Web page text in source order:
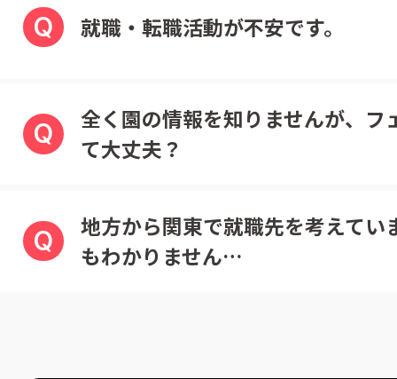
Q 就職・転職活動が不安です。
Q
全く園の情報を知りませんが、フ
て大丈夫？
Q
地方から関東で就職先を考えてい
もわかりません…